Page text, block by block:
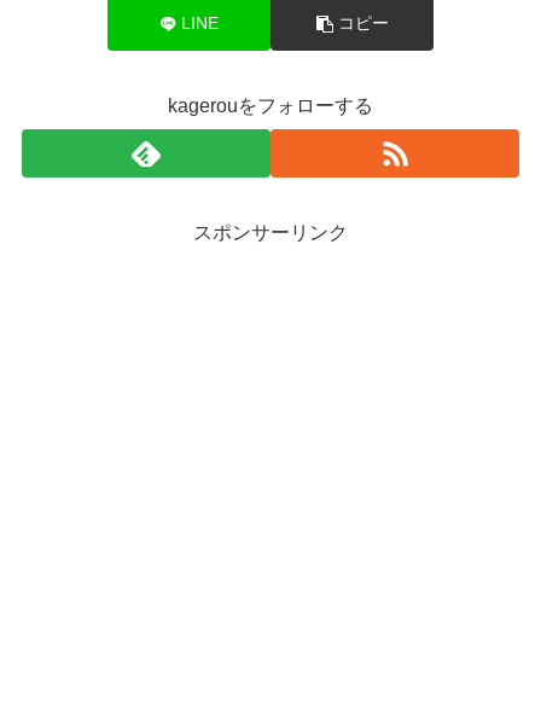
LINE コピー
kagerouをフォローする
スポンサーリンク